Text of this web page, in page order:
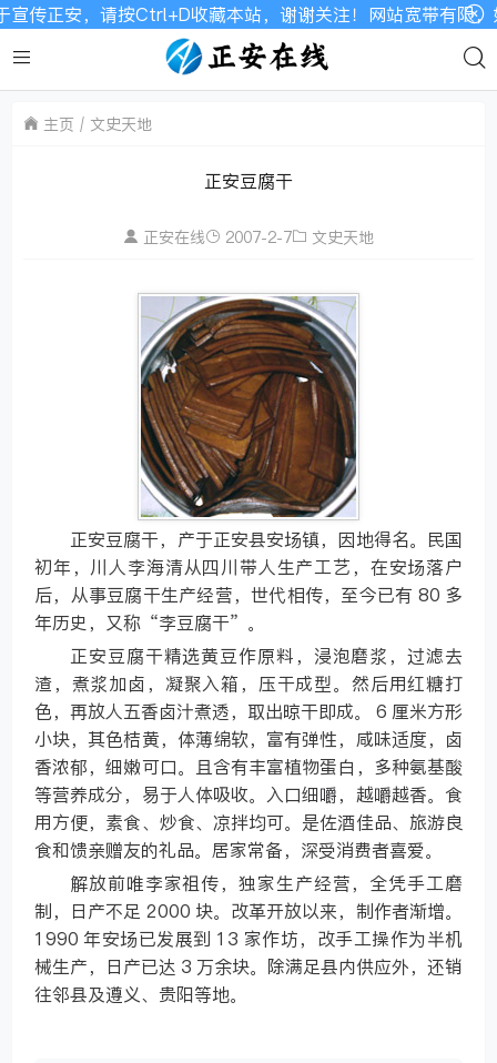
正安，请按Ctrl+D收藏本站，谢谢关注！网站宽带有限，如
主页 文史天地
正安豆腐干
正安在线 2007-2-7 文史天地
正安豆腐干，产于正安县安场镇，因地得名。民国
初年，川人李海清从四川带人生产工艺，在安场落户
后，从事豆腐干生产经营，世代相传，至今已有 80 多
年历史，又称“李豆腐干”。
正安豆腐干精选黄豆作原料，浸泡磨浆，过滤去
渣，煮浆加卤，凝聚入箱，压干成型。然后用红糖打
色，再放人五香卤汁煮透，取出晾干即成。 6 厘米方形
小块，其色桔黄，体薄绵软，富有弹性，咸味适度，卤
香浓郁，细嫩可口。且含有丰富植物蛋白，多种氨基酸
等营养成分，易于人体吸收。入口细嚼，越嚼越香。食
用方便，素食、炒食、凉拌均可。是佐酒佳品、旅游良
食和馈亲赠友的礼品。居家常备，深受消费者喜爱。
解放前唯李家祖传，独家生产经营，全凭手工磨
制，日产不足 2000 块。改革开放以来，制作者渐增。
1990 年安场已发展到 13 家作坊，改手工操作为半机
械生产，日产已达 3 万余块。除满足县内供应外，还销
往邻县及遵义、贵阳等地。